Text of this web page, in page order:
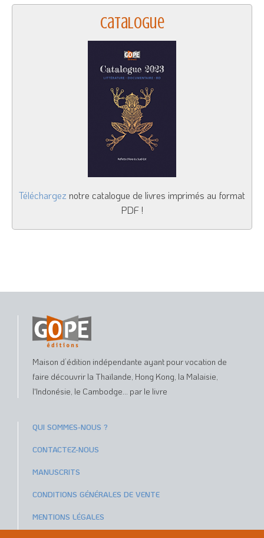
Catalogue
Téléchargez notre catalogue de livres imprimés au format
PDF !
Maison d’édition indépendante ayant pour vocation de
faire découvrir la Thaïlande, Hong Kong, la Malaisie,
l'Indonésie, le Cambodge... par le livre
QUI SOMMES-NOUS ?
CONTACTEZ-NOUS
MANUSCRITS
CONDITIONS GÉNÉRALES DE VENTE
MENTIONS LÉGALES